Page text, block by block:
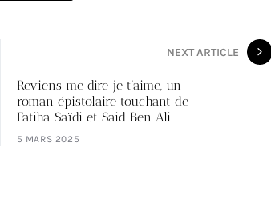
NEXT ARTICLE
Reviens me dire je t’aime, un
roman épistolaire touchant de
Fatiha Saïdi et Said Ben Ali
5 MARS 2025